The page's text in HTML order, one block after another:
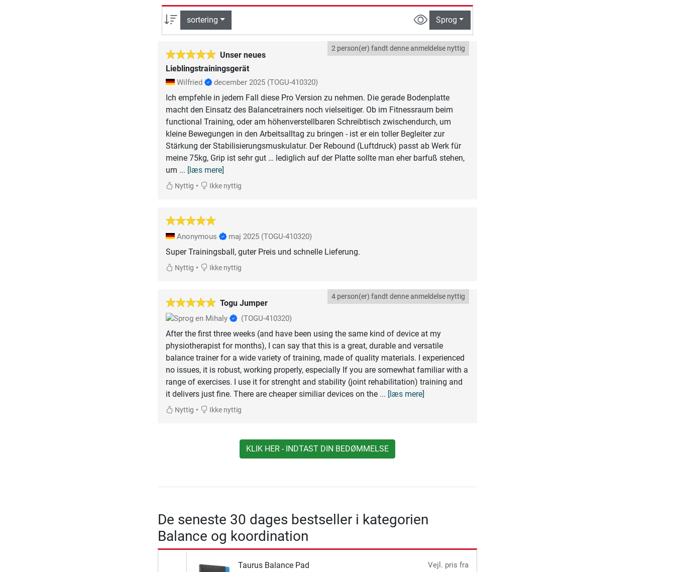
sortering Sprog
Unser neues
Lieblingstrainingsgerät
2 person(er) fandt denne anmeldelse nyttig
Wilfried december 2025 (TOGU-410320)
Ich empfehle in jedem Fall diese Pro Version zu nehmen. Die gerade Bodenplatte
macht den Einsatz des Balancetrainers noch vielseitiger. Ob im Fitnessraum beim
functional Training, oder am höhenverstellbaren Schreibtisch zwischendurch, um
kleine Bewegungen in den Arbeitsalltag zu bringen - ist er ein toller Begleiter zur
Stärkung der Stabilisierungsmuskulatur. Der Rebound (Luftdruck) passt ab Werk für
meine 75kg, Grip ist sehr gut … lediglich auf der Platte sollte man eher barfuß stehen,
um ... [læs mere]
Nyttig • Ikke nyttig
Anonymous maj 2025 (TOGU-410320)
Super Trainingsball, guter Preis und schnelle Lieferung.
Nyttig • Ikke nyttig
Togu Jumper
4 person(er) fandt denne anmeldelse nyttig
Mihaly (TOGU-410320)
After the first three weeks (and have been using the same kind of device at my
physiotherapist for months), I can say that this is a great, durable and versatile
balance trainer for a wide variety of training, made of quality materials. I experienced
no issues, it is robust, working properly, especially If you are somewhat familiar with a
range of exercises. I use it for strenght and stability (joint rehabilitation) training and
it delivers just fine. There are cheaper similiar devices on the ... [læs mere]
Nyttig • Ikke nyttig
KLIK HER - INDTAST DIN BEDØMMELSE
De seneste 30 dages bestseller i kategorien
Balance og koordination
Taurus Balance Pad Vejl. pris fra